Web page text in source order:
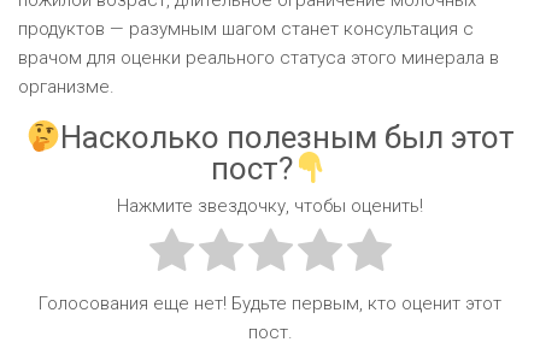
продуктов — разумным шагом станет консультация с
врачом для оценки реального статуса этого минерала в
организме.
Насколько полезным был этот
пост?
Нажмите звездочку, чтобы оценить!
Голосования еще нет! Будьте первым, кто оценит этот
пост.